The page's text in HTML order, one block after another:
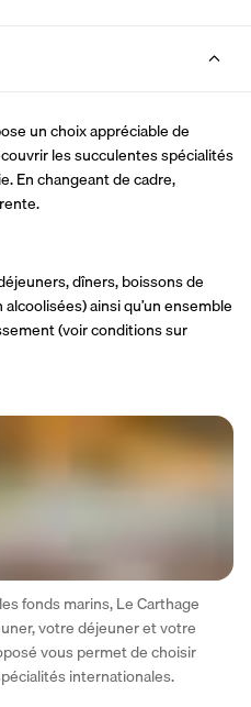
un choix appréciable de
les succulentes spécialités
En changeant de cadre,
dîners, boissons de
ainsi qu’un ensemble
(voir conditions sur
fonds marins, Le Carthage
votre déjeuner et votre
vous permet de choisir
internationales.